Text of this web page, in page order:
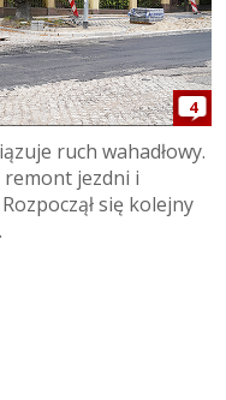
4
ruch wahadłowy.
remont jezdni i
się kolejny